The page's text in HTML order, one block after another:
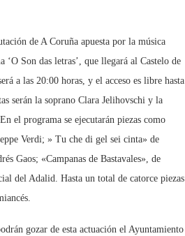
de A Coruña apuesta por la música
‘O Son das letras’, que llegará al Castelo de
a las 20:00 horas, y el acceso es libre hasta
serán la soprano Clara Jelihovschi y la
el programa se ejecutarán piezas como
Verdi; » Tu che di gel sei cinta» de
Gaos; «Campanas de Bastavales», de
del Adalid. Hasta un total de catorce piezas
gozar de esta actuación el Ayuntamiento